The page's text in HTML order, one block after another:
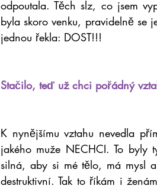
odpoutala. Těch slz, co jsem
byla skoro venku, pravidelně se
jednou řekla: DOST!!!
Stačilo, teď už chci pořádný
K nynějšímu vztahu nevedla
jakého muže NECHCI. To byly
silná, aby si mé tělo, má mysl
destruktivní. Tak to říkám i